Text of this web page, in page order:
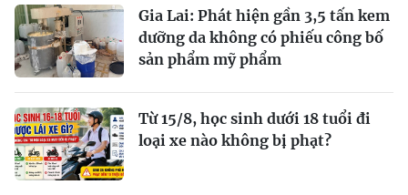
Gia Lai: Phát hiện gần 3,5 tấn kem
dưỡng da không có phiếu công bố
sản phẩm mỹ phẩm
Từ 15/8, học sinh dưới 18 tuổi đi
loại xe nào không bị phạt?